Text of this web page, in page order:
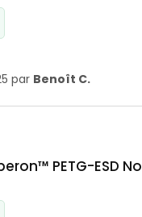
par Benoît C.
PETG-ESD